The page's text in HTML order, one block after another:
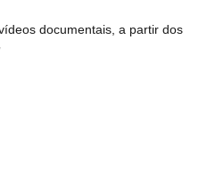
documentais, a partir dos